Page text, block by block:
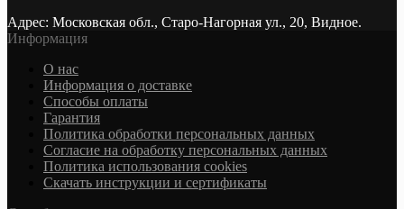
Адрес: Московская обл., Старо-Нагорная ул., 20, Видное.
Информация
О нас
Информация о доставке
Cпособы оплаты
Гарантия
Политика обработки персональных данных
Согласие на обработку персональных данных
Политика использования cookies
Скачать инструкции и сертификаты